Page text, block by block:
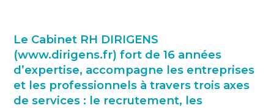
Le Cabinet RH DIRIGENS
(www.dirigens.fr) fort de 16 années
d’expertise, accompagne les entreprises
et les professionnels à travers trois axes
de services : le recrutement, les